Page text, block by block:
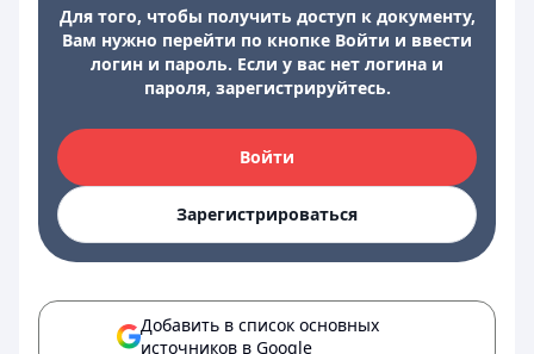
Для того, чтобы получить доступ к документу,
Вам нужно перейти по кнопке Войти и ввести
логин и пароль. Если у вас нет логина и
пароля, зарегистрируйтесь.
Войти
Зарегистрироваться
Добавить в список основных
источников в Google